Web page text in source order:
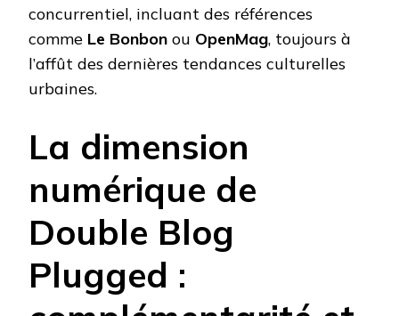
concurrentiel, incluant des références
comme Le Bonbon ou OpenMag, toujours à
l’affût des dernières tendances culturelles
urbaines.
La dimension
numérique de
Double Blog
Plugged :